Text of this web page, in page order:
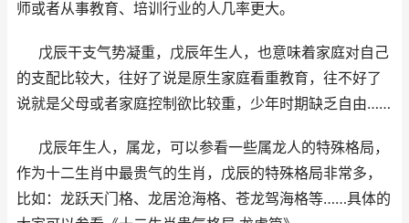
师或者从事教育、培训行业的人几率更大。
戊辰干支气势凝重，戊辰年生人，也意味着家庭对自己
的支配比较大，往好了说是原生家庭看重教育，往不好了
说就是父母或者家庭控制欲比较重，少年时期缺乏自由……
戊辰年生人，属龙，可以参看一些属龙人的特殊格局，
作为十二生肖中最贵气的生肖，戊辰的特殊格局非常多，
比如：龙跃天门格、龙居沧海格、苍龙驾海格等……具体的